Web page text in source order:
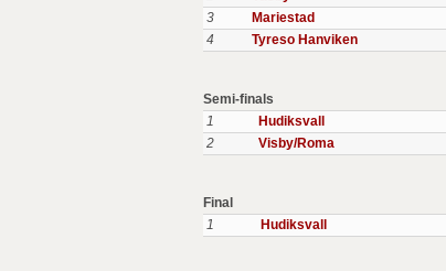
3
Mariestad
4
Tyreso Hanviken
Semi-finals
1
Hudiksvall
2
Visby/Roma
Final
1
Hudiksvall